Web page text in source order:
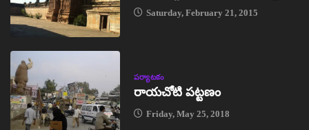
Saturday, February 21, 2015
పర్యాటకం
రాయచోటి పట్టణం
Friday, May 25, 2018